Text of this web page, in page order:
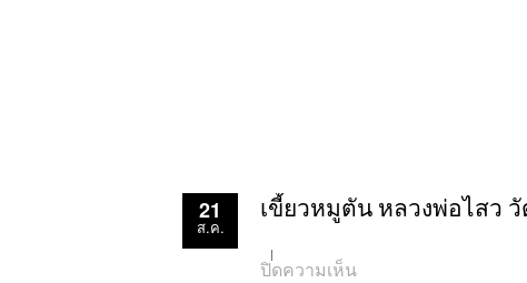
21
ส.ค.
เขี้ยวหมูตัน หลวงพ่อไสว
ปิดความเห็นบน